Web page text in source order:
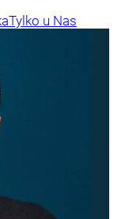
Tylko u Nas